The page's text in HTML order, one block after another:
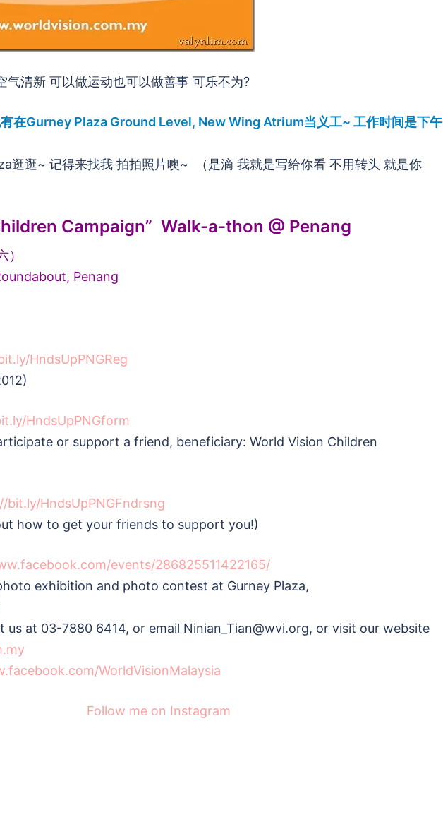
气清新 可以做运动也可以做善事 可乐不为?
有在Gurney Plaza Ground Level, New Wing Atrium当义工~ 工作时间是下午
逛逛~ 记得来找我 拍拍照片噢~ （是滴 我就是写给你看 不用转头 就是你
Campaign” Walk-a-thon @ Penang
）
Penang
HndsUpPNGReg
HndsUpPNGform
or support a friend, beneficiary: World Vision Children
bit.ly/HndsUpPNGFndrsng
how to get your friends to support you!)
events/286825511422165/
exhibition and photo contest at Gurney Plaza,
us at 03-7880 6414, or email Ninian_Tian@wvi.org, or visit our website
WorldVisionMalaysia
Follow me on Instagram